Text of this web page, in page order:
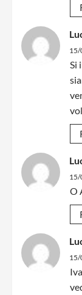
15/
Si
15/
O
15/